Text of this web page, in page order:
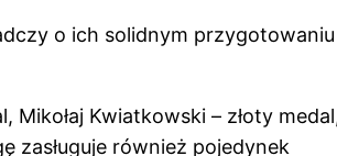
o ich solidnym
Mikołaj Kwiatkowski – złoty
zasługuje również pojedynek